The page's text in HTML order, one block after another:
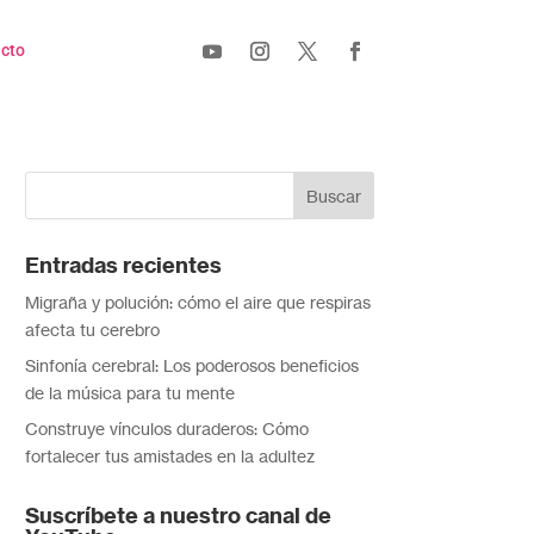
Entradas recientes
Migraña y polución: cómo el aire que respiras
afecta tu cerebro
Sinfonía cerebral: Los poderosos beneficios
de la música para tu mente
Construye vínculos duraderos: Cómo
fortalecer tus amistades en la adultez
Suscríbete a nuestro canal de